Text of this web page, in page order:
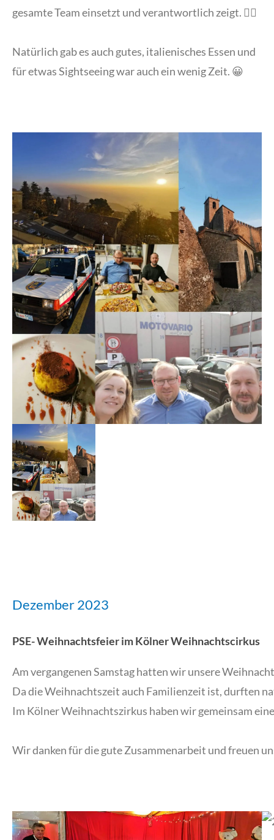
gesamte Team einsetzt und verantwortlich zeigt. 👍🏼
Natürlich gab es auch gutes, italienisches Essen und
für etwas Sightseeing war auch ein wenig Zeit. 😀
Dezember 2023
PSE- Weihnachtsfeier im Kölner Weihnachtscirkus
Am vergangenen Samstag hatten wir unsere
Da die Weihnachtszeit auch Familienzeit ist, durften
Im Kölner Weihnachtszirkus haben wir gemeinsam
Wir danken für die gute Zusammenarbeit und freuen